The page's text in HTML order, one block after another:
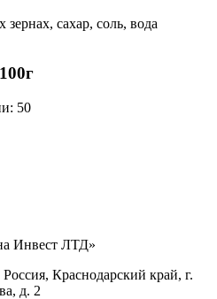
сахар, соль, вода
: 50
Инвест ЛТД»
Краснодарский край, г.
д. 2